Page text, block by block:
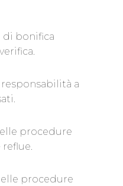
di bonifica
a
procedure
procedure